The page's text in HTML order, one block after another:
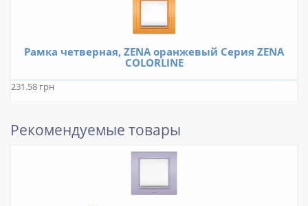
Рамка четверная, ZENA оранжевый Серия ZENA
COLORLINE
231.58 грн
Рекомендуемые товары